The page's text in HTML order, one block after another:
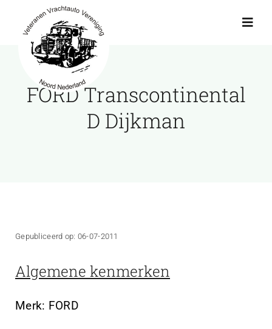
inhoud
Actueel
Interviews
Projecten
Contact
FORD Transcontinental
D Dijkman
Gepubliceerd op: 06-07-2011
Algemene kenmerken
Merk: FORD